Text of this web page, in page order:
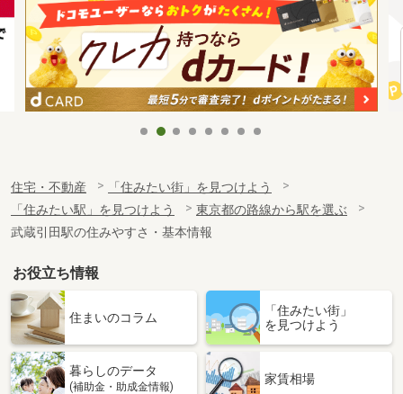
住宅・不動産
「住みたい街」を見つけよう
「住みたい駅」を見つけよう
東京都の路線から駅を選ぶ
武蔵引田駅の住みやすさ・基本情報
お役立ち情報
住まいのコラム
「住みたい街」
を見つけよう
暮らしのデータ
(補助金・助成金情報)
家賃相場